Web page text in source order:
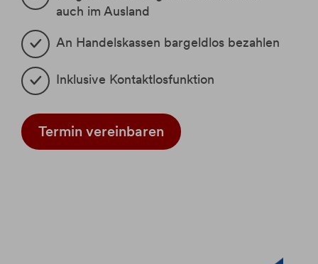
Business Banking EBICS /
Business Banking EBICS Web
e-Identifikation
eps-Überweisung
Entgelte und Konditionen
SEPA
Business Blog
Filialfinder
Blog
auch im Ausland
An Handelskassen bargeldlos bezahlen
Inklusive Kontaktlosfunktion
Termin vereinbaren